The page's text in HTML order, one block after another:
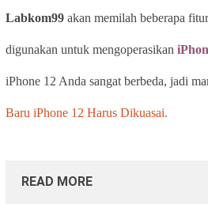
Labkom99 akan memilah beberapa
digunakan untuk mengoperasikan
iPhone 12 Anda sangat berbeda, jadi
Baru iPhone 12 Harus Dikuasai.
READ MORE